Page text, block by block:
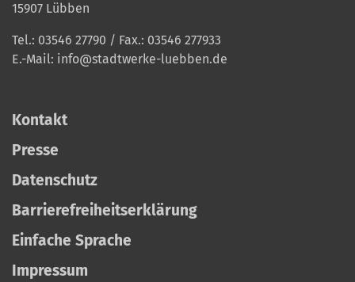
15907 Lübben
Tel.: 03546 27790 / Fax.: 03546 277933
E.-Mail: info@stadtwerke-luebben.de
Kontakt
Presse
Datenschutz
Barrierefreiheitserklärung
Einfache Sprache
Impressum